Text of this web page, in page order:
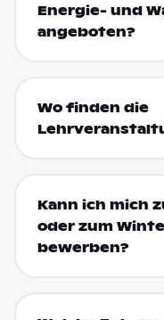
Energie- und
angeboten?
Wo finden die
Kann ich mich
oder zum
bewerben?